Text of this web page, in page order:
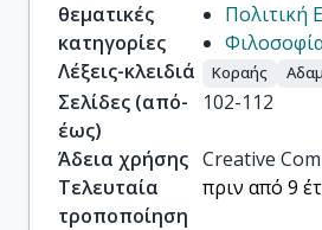
θεματικές
κατηγορίες
Πολιτική
Λέξεις-κλειδιά
Κοραής
Σελίδες (από-
έως)
102-112
Άδεια χρήσης Creative
Τελευταία
τροποποίηση
πριν από 9